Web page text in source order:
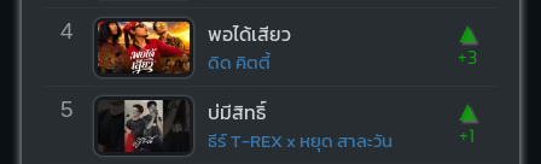
4 พอได้เสียว
ดิด คิตตี้
▲
+3
5 บ่มีสิทธิ์
ธีร์ T-REX x หยุด สาละวัน
▲
+1